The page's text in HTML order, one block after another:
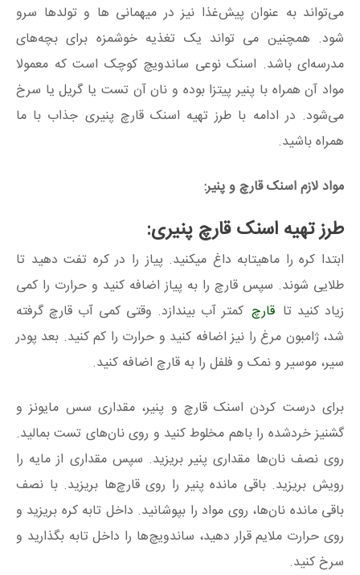
می‌تواند به عنوان پیش‌غذا نیز در میهمانی ها و تولدها سرو
شود. همچنین می تواند یک تغذیه خوشمزه برای بچه‌های
مدرسه‌ای باشد. اسنک نوعی ساندویچ کوچک است که معمولا
مواد آن همراه با پنیر پیتزا بوده و نان آن تست یا گریل یا سرخ
می‌شود. در ادامه با طرز تهیه اسنک قارچ پنیری جذاب با ما
همراه باشید.
مواد لازم اسنک قارچ و پنیر:
طرز تهیه اسنک قارچ پنیری:
ابتدا کره را ماهیتابه داغ میکنید. پیاز را در کره تفت دهید تا
طلایی شوند. سپس قارچ را به پیاز اضافه کنید و حرارت را کمی
زیاد کنید تا قارچ کمتر آب بیندازد. وقتی کمی آب قارچ گرفته
شد، ژامبون مرغ را نیز اضافه کنید و حرارت را کم کنید. بعد پودر
سیر، موسیر و نمک و فلفل را به قارچ اضافه کنید.
برای درست کردن اسنک قارچ و پنیر، مقداری سس مایونز و
گشنیز خردشده را باهم مخلوط‌ کنید و روی نان‌های تست بمالید.
روی نصف نان‌ها مقداری پنیر بریزید. سپس مقداری از مایه را
رویش بریزید. باقی‌ مانده پنیر را روی قارچ‌ها بریزید. با نصف
باقی‌ مانده نان‌ها، روی مواد را بپوشانید. داخل تابه کره بریزید و
روی حرارت ملایم قرار دهید، ساندویچ‌ها را داخل تابه بگذارید و
سرخ‌ کنید.